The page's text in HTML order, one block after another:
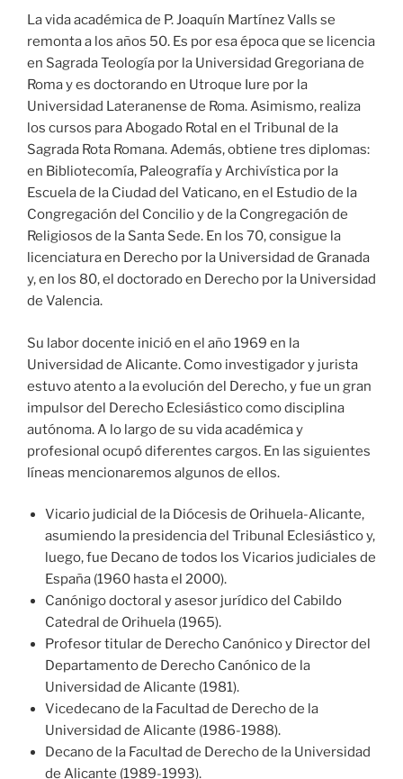
La vida académica de P. Joaquín Martínez Valls se
remonta a los años 50. Es por esa época que se licencia
en Sagrada Teología por la Universidad Gregoriana de
Roma y es doctorando en Utroque Iure por la
Universidad Lateranense de Roma. Asimismo, realiza
los cursos para Abogado Rotal en el Tribunal de la
Sagrada Rota Romana. Además, obtiene tres diplomas:
en Bibliotecomía, Paleografía y Archivística por la
Escuela de la Ciudad del Vaticano, en el Estudio de la
Congregación del Concilio y de la Congregación de
Religiosos de la Santa Sede. En los 70, consigue la
licenciatura en Derecho por la Universidad de Granada
y, en los 80, el doctorado en Derecho por la Universidad
de Valencia.
Su labor docente inició en el año 1969 en la
Universidad de Alicante. Como investigador y jurista
estuvo atento a la evolución del Derecho, y fue un gran
impulsor del Derecho Eclesiástico como disciplina
autónoma. A lo largo de su vida académica y
profesional ocupó diferentes cargos. En las siguientes
líneas mencionaremos algunos de ellos.
Vicario judicial de la Diócesis de Orihuela-Alicante,
asumiendo la presidencia del Tribunal Eclesiástico y,
luego, fue Decano de todos los Vicarios judiciales de
España (1960 hasta el 2000).
Canónigo doctoral y asesor jurídico del Cabildo
Catedral de Orihuela (1965).
Profesor titular de Derecho Canónico y Director del
Departamento de Derecho Canónico de la
Universidad de Alicante (1981).
Vicedecano de la Facultad de Derecho de la
Universidad de Alicante (1986-1988).
Decano de la Facultad de Derecho de la Universidad
de Alicante (1989-1993).